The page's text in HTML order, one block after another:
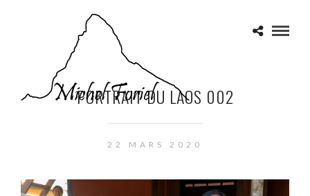
PORTRAIT DU LAOS 002
22 MARS 2020